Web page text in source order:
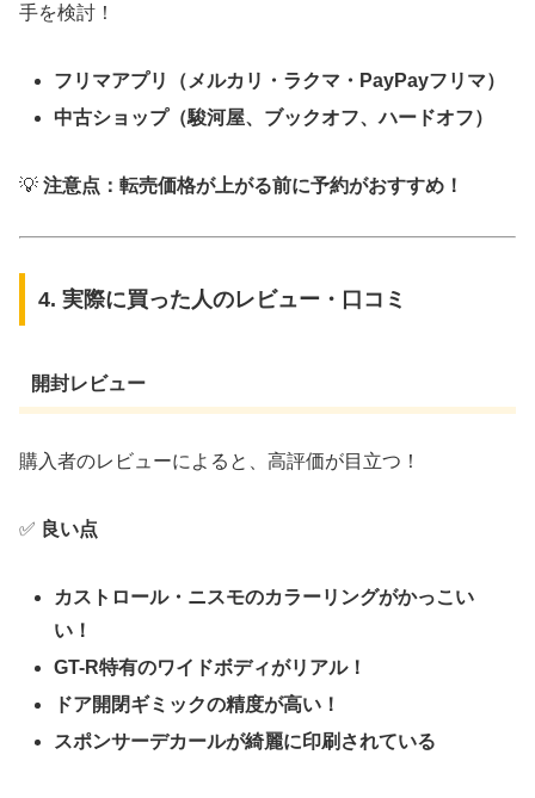
手を検討！
フリマアプリ（メルカリ・ラクマ・PayPayフリマ）
中古ショップ（駿河屋、ブックオフ、ハードオフ）
💡 注意点：転売価格が上がる前に予約がおすすめ！
4. 実際に買った人のレビュー・口コミ
開封レビュー
購入者のレビューによると、高評価が目立つ！
✅ 良い点
カストロール・ニスモのカラーリングがかっこい
い！
GT-R特有のワイドボディがリアル！
ドア開閉ギミックの精度が高い！
スポンサーデカールが綺麗に印刷されている